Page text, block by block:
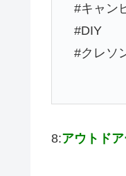
#キャン
#DIY
#クレソ
8:アウトドア